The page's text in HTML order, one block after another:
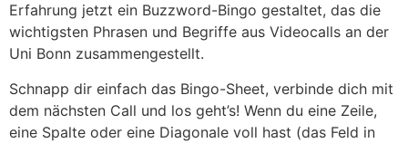
Erfahrung jetzt ein Buzzword-Bingo gestaltet, das die
wichtigsten Phrasen und Begriffe aus Videocalls an der
Uni Bonn zusammengestellt.
Schnapp dir einfach das Bingo-Sheet, verbinde dich mit
dem nächsten Call und los geht’s! Wenn du eine Zeile,
eine Spalte oder eine Diagonale voll hast (das Feld in